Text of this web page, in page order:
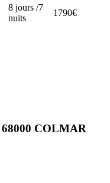
8 jours /7
nuits
1790€
COLMAR